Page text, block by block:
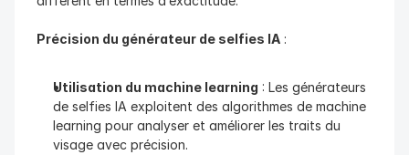
Précision du générateur de selfies IA :
Utilisation du machine learning : Les générateurs
de selfies IA exploitent des algorithmes de machine
learning pour analyser et améliorer les traits du
visage avec précision.